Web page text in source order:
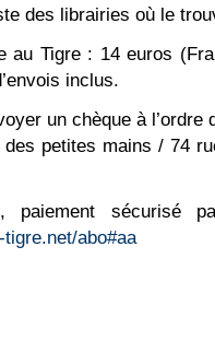
des librairies où le
au Tigre : 14 euros
inclus.
un chèque à l’ordre
petites mains / 74
, paiement sécurisé
tigre.net/abo#aa